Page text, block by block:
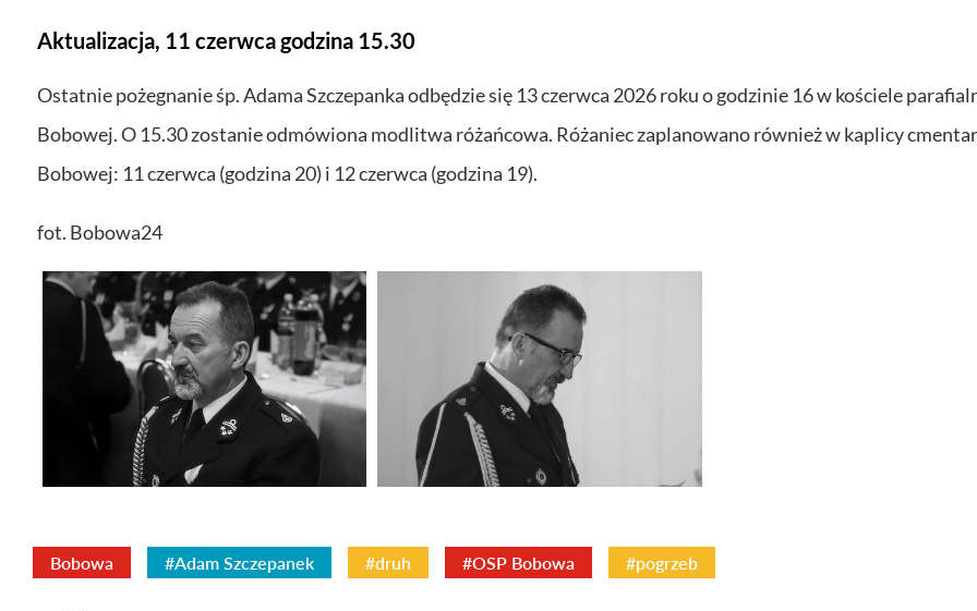
Aktualizacja, 11 czerwca godzina 15.30
Ostatnie pożegnanie śp. Adama Szczepanka odbędzie się 13 czerwca 2026 roku o godzinie 16 w kościele
Bobowej. O 15.30 zostanie odmówiona modlitwa różańcowa. Różaniec zaplanowano również w kaplicy
Bobowej: 11 czerwca (godzina 20) i 12 czerwca (godzina 19).
fot. Bobowa24
Bobowa #Adam Szczepanek #druh #OSP Bobowa #pogrzeb